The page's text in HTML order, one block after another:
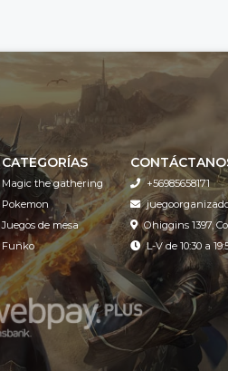
CATEGORÍAS
Magic the gathering
Pokemon
Juegos de mesa
Funko
+56985658171
Ohiggins 1397,
L-V de 10:30 a